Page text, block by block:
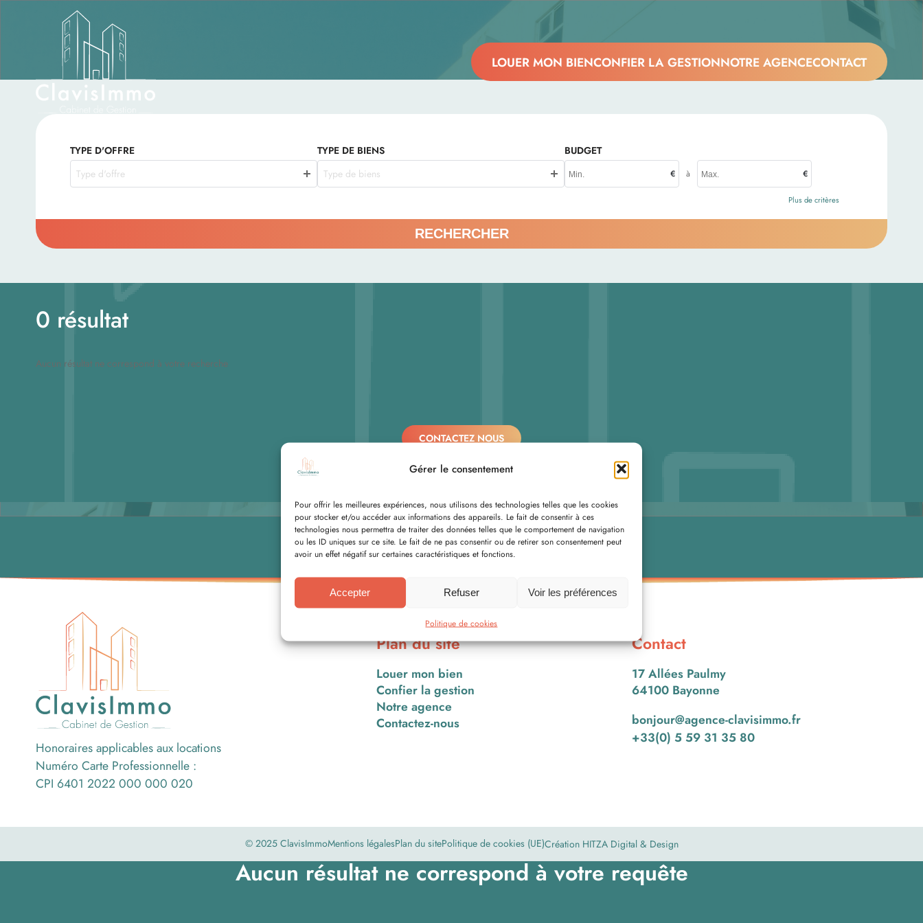
Gérer le consentement
Pour offrir les meilleures expériences, nous utilisons des technologies telles que les cookies
pour stocker et/ou accéder aux informations des appareils. Le fait de consentir à ces
technologies nous permettra de traiter des données telles que le comportement de navigation
ou les ID uniques sur ce site. Le fait de ne pas consentir ou de retirer son consentement peut
avoir un effet négatif sur certaines caractéristiques et fonctions.
Accepter Refuser Voir les préférences
Politique de cookies
LOUER MON BIENCONFIER LA GESTIONNOTRE AGENCECONTACT
TYPE D'OFFRE
Type d'offre
TYPE DE BIENS
Type de biens
BUDGET
€ à €
Plus de critères
RECHERCHER
0 résultat
Aucun résultat ne correspond à votre recherche
CONTACTEZ NOUS
Honoraires applicables aux locations
Numéro Carte Professionnelle :
CPI 6401 2022 000 000 020
Plan du site
Louer mon bien
Confier la gestion
Notre agence
Contactez-nous
Contact
17 Allées Paulmy
64100 Bayonne
bonjour@agence-clavisimmo.fr
+33(0) 5 59 31 35 80
© 2025 ClavisImmoMentions légalesPlan du sitePolitique de cookies (UE)Création HITZA Digital & Design
Aucun résultat ne correspond à votre requête